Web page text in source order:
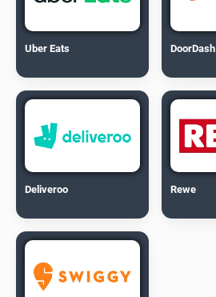
Uber Eats DoorDash
Deliveroo Rewe